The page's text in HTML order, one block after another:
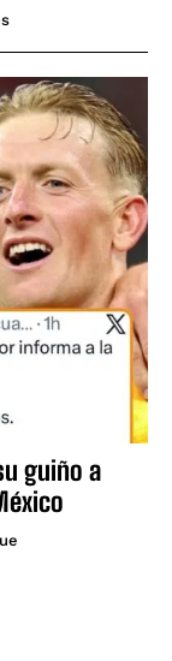
guiño a